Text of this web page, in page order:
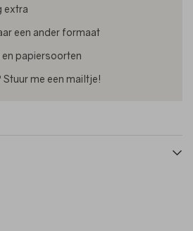
extra
een ander formaat
en papiersoorten
Stuur me een mailtje!